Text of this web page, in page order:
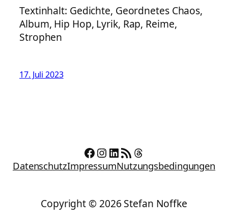
Textinhalt: Gedichte, Geordnetes Chaos,
Album, Hip Hop, Lyrik, Rap, Reime,
Strophen
17. Juli 2023
Facebook
Instagram
LinkedIn
RSS-FeedThreads
DatenschutzImpressumNutzungsbedingungen
Copyright © 2026 Stefan Noffke